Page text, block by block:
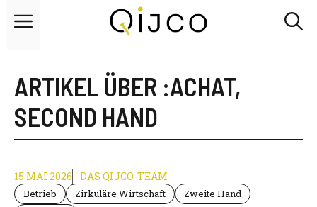
InhaltMenü
ARTIKEL ÜBER :ACHAT,
SECOND HAND
15 MAI 2026 DAS QIJCO-TEAM
Betrieb Zirkuläre Wirtschaft
Zweite Hand